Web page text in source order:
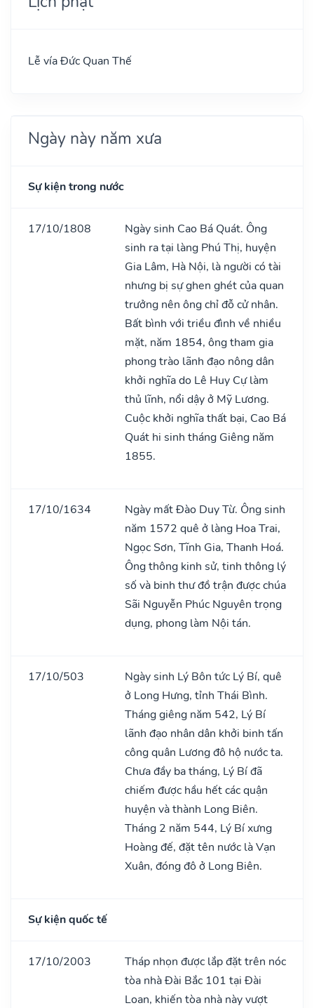
Lễ vía Đức Quan Thế
Ngày này năm xưa
Sự kiện trong nước
17/10/1808
Ngày sinh Cao Bá Quát. Ông
sinh ra tại làng Phú Thị, huyện
Gia Lâm, Hà Nội, là người có tài
nhưng bị sự ghen ghét của quan
trưởng nên ông chỉ đỗ cử nhân.
Bất bình với triều đình về nhiều
mặt, năm 1854, ông tham gia
phong trào lãnh đạo nông dân
khởi nghĩa do Lê Huy Cự làm
thủ lĩnh, nổi dậy ở Mỹ Lương.
Cuộc khởi nghĩa thất bại, Cao Bá
Quát hi sinh tháng Giêng năm
1855.
17/10/1634
Ngày mất Đào Duy Từ. Ông sinh
năm 1572 quê ở làng Hoa Trai,
Ngọc Sơn, Tĩnh Gia, Thanh Hoá.
Ông thông kinh sử, tinh thông lý
số và binh thư đồ trận được chúa
Sãi Nguyễn Phúc Nguyên trọng
dụng, phong làm Nội tán.
17/10/503
Ngày sinh Lý Bôn tức Lý Bí, quê
ở Long Hưng, tỉnh Thái Bình.
Tháng giêng năm 542, Lý Bí
lãnh đạo nhân dân khởi binh tấn
công quân Lương đô hộ nước ta.
Chưa đầy ba tháng, Lý Bí đã
chiếm được hầu hết các quận
huyện và thành Long Biên.
Tháng 2 năm 544, Lý Bí xưng
Hoàng đế, đặt tên nước là Vạn
Xuân, đóng đô ở Long Biên.
Sự kiện quốc tế
17/10/2003
Tháp nhọn được lắp đặt trên nóc
tòa nhà Đài Bắc 101 tại Đài
Loan, khiến tòa nhà này vượt